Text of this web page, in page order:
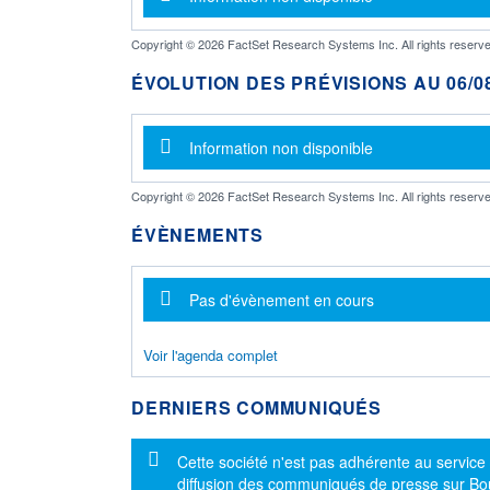
Copyright © 2026 FactSet Research Systems Inc. All rights
ÉVOLUTION DES PRÉVISIONS AU 06/
Message d'information
Information non disponible
Copyright © 2026 FactSet Research Systems Inc. All rights
ÉVÈNEMENTS
Message d'information
Pas d'évènement en cours
Voir l'agenda complet
DERNIERS COMMUNIQUÉS
Message d'information
Cette société n'est pas adhérente au service
diffusion des communiqués de presse sur